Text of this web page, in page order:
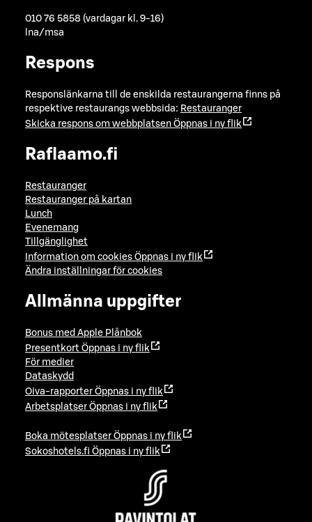
010 76 5858 (vardagar kl. 9-16)
lna/msa
Respons
Responslänkarna till de enskilda restaurangerna finns på
respektive restaurangs webbsida: Restauranger
Skicka respons om webbplatsen Öppnas i ny flik
Raflaamo.fi
Restauranger
Restauranger på kartan
Lunch
Evenemang
Tillgänglighet
Information om cookies Öppnas i ny flik
Ändra inställningar för cookies
Allmänna uppgifter
Bonus med Apple Plånbok
Presentkort Öppnas i ny flik
För medier
Dataskydd
Oiva-rapporter Öppnas i ny flik
Arbetsplatser Öppnas i ny flik
Boka mötesplatser Öppnas i ny flik
Sokoshotels.fi Öppnas i ny flik